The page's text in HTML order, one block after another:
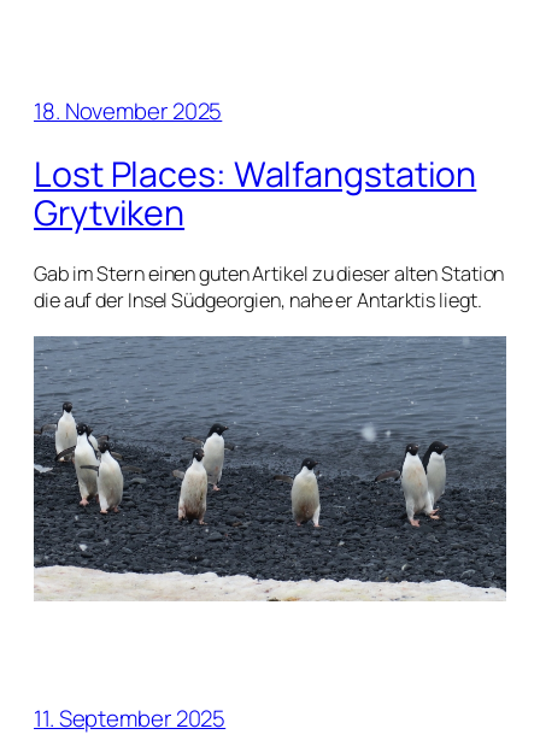
18. November 2025
Lost Places: Walfangstation
Grytviken
Gab im Stern einen guten Artikel zu dieser alten Station
die auf der Insel Südgeorgien, nahe er Antarktis liegt.
11. September 2025